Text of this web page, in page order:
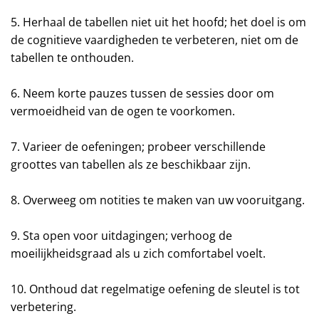
5. Herhaal de tabellen niet uit het hoofd; het doel is om
de cognitieve vaardigheden te verbeteren, niet om de
tabellen te onthouden.
6. Neem korte pauzes tussen de sessies door om
vermoeidheid van de ogen te voorkomen.
7. Varieer de oefeningen; probeer verschillende
groottes van tabellen als ze beschikbaar zijn.
8. Overweeg om notities te maken van uw vooruitgang.
9. Sta open voor uitdagingen; verhoog de
moeilijkheidsgraad als u zich comfortabel voelt.
10. Onthoud dat regelmatige oefening de sleutel is tot
verbetering.